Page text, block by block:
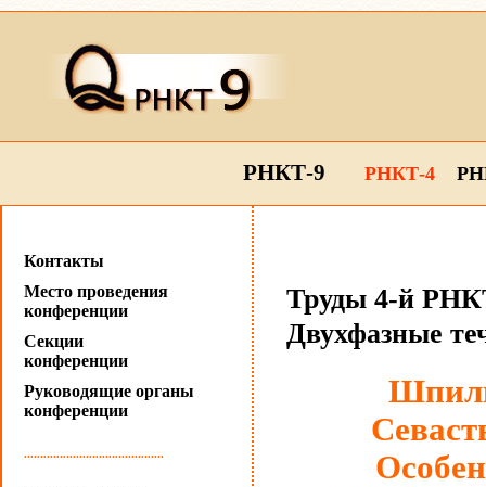
РНКТ-9 РНКТ-4
Контакты
Место проведения
конференции
Секции
конференции
Руководящие органы
конференции
...........................................
Труды 4-й
Двухфазные